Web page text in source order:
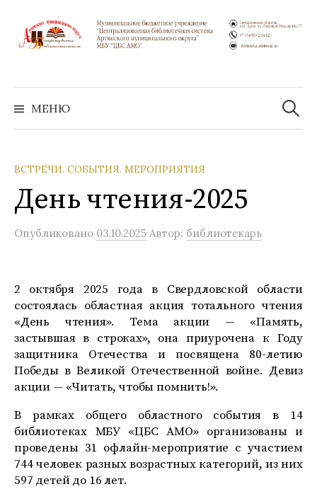
содержимому
МЕНЮ
Найти:
ВСТРЕЧИ. СОБЫТИЯ. МЕРОПРИЯТИЯ
День чтения-2025
Опубликовано 03.10.2025 Автор: библиотекарь
2 октября 2025 года в Свердловской области
состоялась областная акция тотального чтения
«День чтения». Тема акции — «Память,
застывшая в строках», она приурочена к Году
защитника Отечества и посвящена 80-летию
Победы в Великой Отечественной войне. Девиз
акции — «Читать, чтобы помнить!».
В рамках общего областного события в 14
библиотеках МБУ «ЦБС АМО» организованы и
проведены 31 офлайн-мероприятие с участием
744 человек разных возрастных категорий, из них
597 детей до 16 лет.